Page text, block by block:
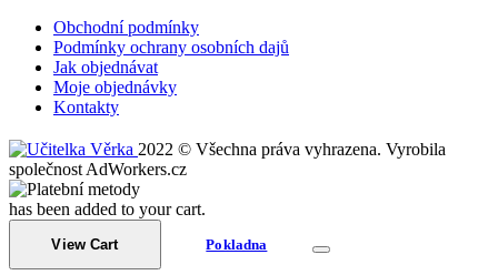
Obchodní podmínky
Podmínky ochrany osobních dajů
Jak objednávat
Moje objednávky
Kontakty
2022 © Všechna práva vyhrazena. Vyrobila
společnost AdWorkers.cz
has been added to your cart.
View Cart Pokladna